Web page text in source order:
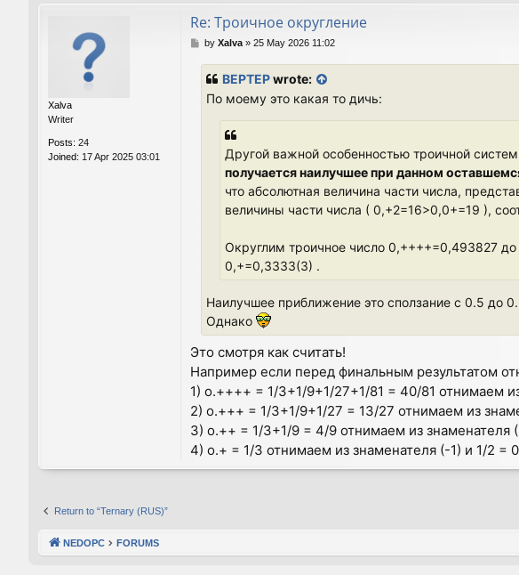
Xalva
Writer
Posts: 24
Joined: 17 Apr 2025 03:01
Re: Троичное округление
Pby Xalva» 25 May 2026 11:02
BEPTEPwrote:
По моему это какая то дичь:
Другой важной особенностью троичной
получается наилучшее при данном
что абсолютная величина части числа,
величины части числа ( 0,+2=16>0,0+=19 ),
Округлим троичное число 0,++++=0,493827
0,+=0,3333(3) .
Наилучшее приближение это сползание с 0.5 до
Однако
Это смотря как считать!
Например если перед финальным результатом
1) o.++++ = 1/3+1/9+1/27+1/81 = 40/81 отнимаем
2) o.+++ = 1/3+1/9+1/27 = 13/27 отнимаем из
3) o.++ = 1/3+1/9 = 4/9 отнимаем из знаменателя
4) o.+ = 1/3 отнимаем из знаменателя (-1) и 1/2 =
Return to “Ternary (RUS)”
NEDOPC FORUMS